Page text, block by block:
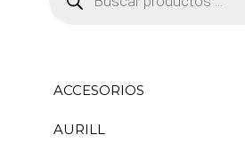
productos
ACCESORIOS
AURILL